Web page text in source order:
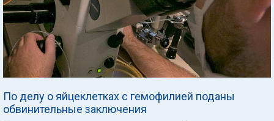
По делу о яйцеклетках с гемофилией поданы
обвинительные заключения